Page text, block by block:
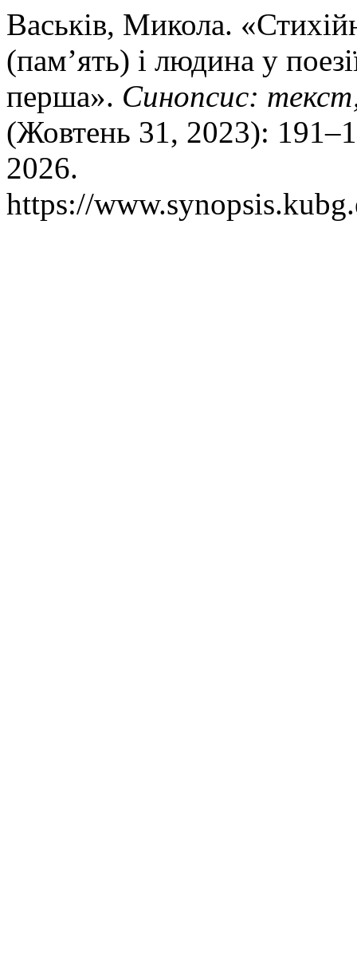
Васьків, Микола.
(пам’ять) і людина у
перша». Синопсис:
(Жовтень 31, 2023):
2026.
https://